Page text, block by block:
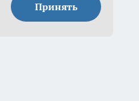
Принять